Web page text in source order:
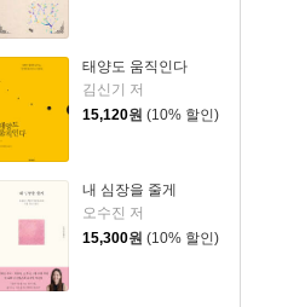
태양도 움직인다
김신기 저
15,120원 (10% 할인)
내 심장을 줄게
오수진 저
15,300원 (10% 할인)